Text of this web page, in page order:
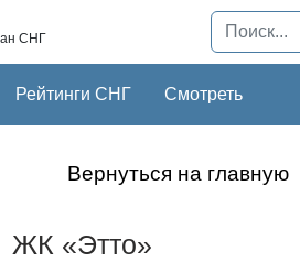
СНГ
Рейтинги СНГ Смотреть
Вернуться на главную
ЖК «Этто»